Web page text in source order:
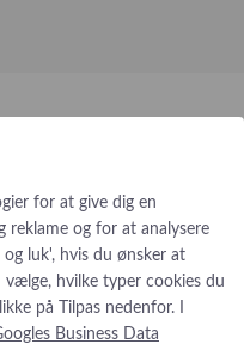
– 5.000 K i 4 trin
30 % (5 % ENDO)
mm
komplette system
for at give dig en
reklame og for at analysere
luk', hvis du ønsker at
hvilke typer cookies du
på Tilpas nedenfor. I
Business Data